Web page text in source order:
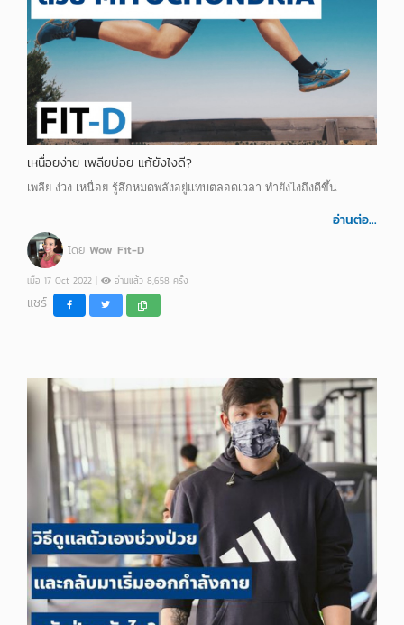
เหนื่อยง่าย เพลียบ่อย แก้ยังไงดี?
เพลีย ง่วง เหนื่อย รู้สึกหมดพลังอยู่แทบตลอดเวลา ทำยังไงถึงดีขึ้น
อ่านต่อ...
โดย Wow Fit-D
เมื่อ 17 Oct 2022 | อ่านแล้ว 8,658 ครั้ง
แชร์